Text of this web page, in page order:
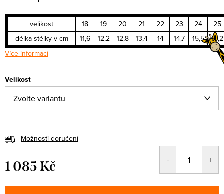
velikost 18 19 20 21 22 23 24
25
délka stélky v cm
11,6 12,2 12,8 13,4 14 14,7 15,5
16,2
Více informací
Velikost
Možnosti doručení
1 085 Kč
cena: